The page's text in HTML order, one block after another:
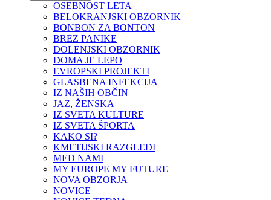
OSEBNOST LETA
BELOKRANJSKI OBZORNIK
BONBON ZA BONTON
BREZ PANIKE
DOLENJSKI OBZORNIK
DOMA JE LEPO
EVROPSKI PROJEKTI
GLASBENA INFEKCIJA
IZ NAŠIH OBČIN
JAZ, ŽENSKA
IZ SVETA KULTURE
IZ SVETA ŠPORTA
KAKO SI?
KMETIJSKI RAZGLEDI
MED NAMI
MY EUROPE MY FUTURE
NOVA OBZORJA
NOVICE